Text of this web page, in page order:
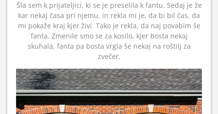
Šla sem k prijateljici, ki se je preselila k fantu. Sedaj je že
kar nekaj časa pri njemu, in rekla mi je, da bi bil čas, da
mi pokaže kraj kjer živi. Tako je rekla, da naj povabim še
fanta. Zmenile smo se za kosilo, kjer bosta nekaj
skuhala, fanta pa bosta vrgla še nekaj na roštilj za
zvečer.